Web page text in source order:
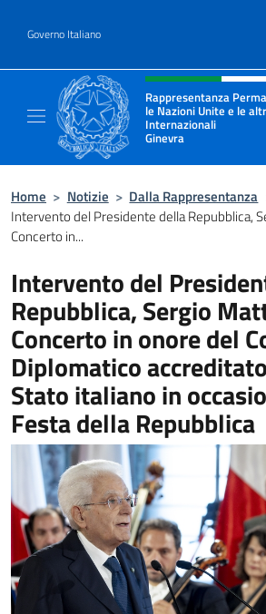
Governo Italiano
Intestazione sito,
Rappresentanza
le Nazioni Unite e le
Internazionali
Ginevra
Il sito ufficiale della
Home > Notizie > Dalla Rappresentanza
Intervento del Presidente della Repubblica,
Concerto in...
Intervento del
Repubblica, Sergio
Concerto in onore del
Diplomatico
Stato italiano in
Festa della Repubblica